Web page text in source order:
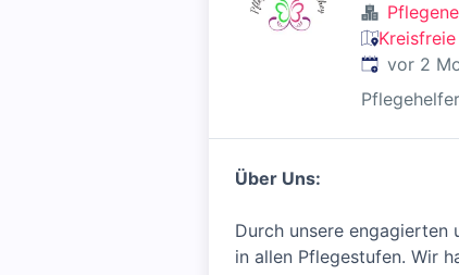
vor 2
Pflegehelfer
Über Uns:
Durch unsere
in allen Pflegestufen. Wir